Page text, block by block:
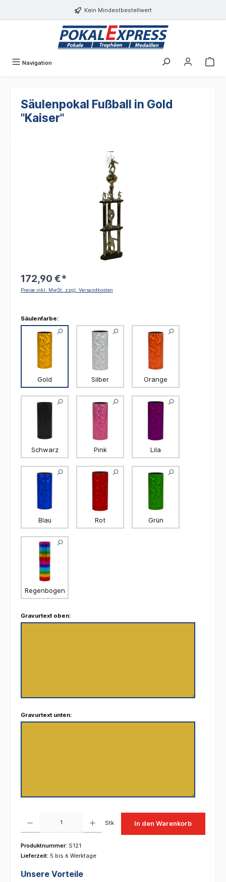
Kein Mindestbestellwert
Navigation
Säulenpokal Fußball in Gold
"Kaiser"
172,90 €*
Preise inkl. MwSt. zzgl. Versandkosten
Säulenfarbe:
Gold Silber Orange
Schwarz Pink Lila
Blau Rot Grün
Regenbogen
Gravurtext oben:
Gravurtext unten:
Stk In den Warenkorb
Produktnummer: S121
Lieferzeit: 5 bis 6 Werktage
Unsere Vorteile